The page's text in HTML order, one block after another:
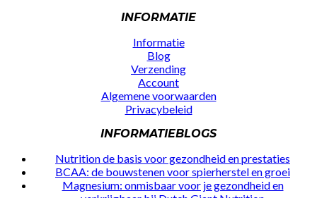
INFORMATIE
Informatie
Blog
Verzending
Account
Algemene voorwaarden
Privacybeleid
INFORMATIEBLOGS
Nutrition de basis voor gezondheid en prestaties
BCAA: de bouwstenen voor spierherstel en groei
Magnesium: onmisbaar voor je gezondheid en